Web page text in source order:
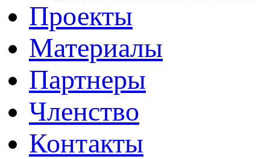
Проекты
Материалы
Партнеры
Членство
Контакты